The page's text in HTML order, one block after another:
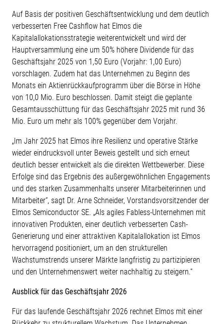
Auf Basis der positiven Geschäftsentwicklung und dem deutlich
verbesserten Free Cashflow hat Elmos die
Kapitalallokationsstrategie weiterentwickelt und wird der
Hauptversammlung eine um 50% höhere Dividende für das
Geschäftsjahr 2025 von 1,50 Euro (Vorjahr: 1,00 Euro)
vorschlagen. Zudem hat das Unternehmen zu Beginn des
Monats ein Aktienrückkaufprogramm über die Börse in Höhe
von 10,0 Mio. Euro beschlossen. Damit steigt die geplante
Gesamtausschüttung für das Geschäftsjahr 2025 mit rund 36
Mio. Euro um mehr als 100% gegenüber dem Vorjahr.
„Im Jahr 2025 hat Elmos ihre Resilienz und operative Stärke
wieder eindrucksvoll unter Beweis gestellt und sich erneut
deutlich besser entwickelt als die direkten Wettbewerber. Diese
Erfolge sind das Ergebnis des außergewöhnlichen Engagements
und des starken Zusammenhalts unserer Mitarbeiterinnen und
Mitarbeiter“, sagt Dr. Arne Schneider, Vorstandsvorsitzender der
Elmos Semiconductor SE. „Als agiles Fabless-Unternehmen mit
innovativen Produkten, einer deutlich verbesserten Cash-
Generierung und einer attraktiven Kapitalallokation ist Elmos
hervorragend positioniert, um an den strukturellen
Wachstumstrends unserer Märkte langfristig zu partizipieren
und den Unternehmenswert weiter nachhaltig zu steigern.“
Ausblick für das Geschäftsjahr 2026
Für das laufende Geschäftsjahr 2026 rechnet Elmos mit einer